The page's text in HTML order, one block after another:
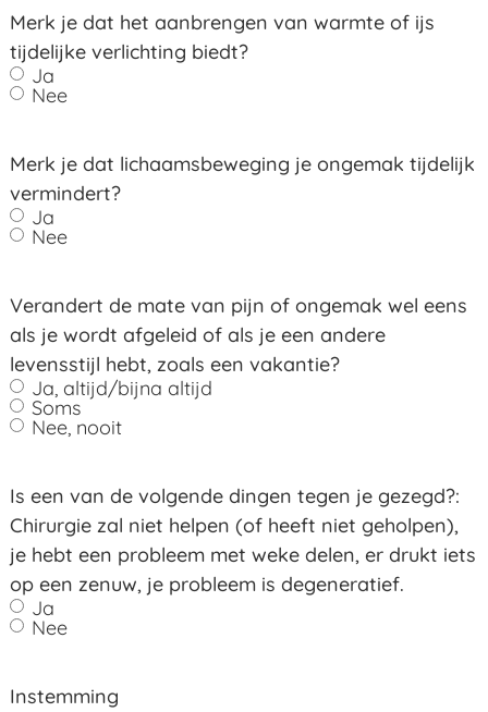
Merk je dat het aanbrengen van warmte of ijs
tijdelijke verlichting biedt?
Ja
Nee
Merk je dat lichaamsbeweging je ongemak tijdelijk
vermindert?
Ja
Nee
Verandert de mate van pijn of ongemak wel eens
als je wordt afgeleid of als je een andere
levensstijl hebt, zoals een vakantie?
Ja, altijd/bijna altijd
Soms
Nee, nooit
Is een van de volgende dingen tegen je gezegd?:
Chirurgie zal niet helpen (of heeft niet geholpen),
je hebt een probleem met weke delen, er drukt iets
op een zenuw, je probleem is degeneratief.
Ja
Nee
Instemming